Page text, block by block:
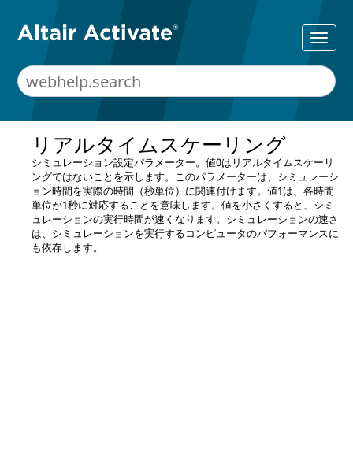
リアルタイムスケーリング
シミュレーション設定パラメーター。値0はリアルタイムスケーリ
ングではないことを示します。このパラメーターは、シミュレーシ
ョン時間を実際の時間（秒単位）に関連付けます。値1は、各時間
単位が1秒に対応することを意味します。値を小さくすると、シミ
ュレーションの実行時間が速くなります。シミュレーションの速さ
は、シミュレーションを実行するコンピュータのパフォーマンスに
も依存します。